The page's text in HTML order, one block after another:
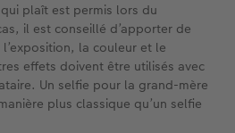
plaît est permis lors du
il est conseillé d’apporter de
la couleur et le
effets doivent être utilisés avec
Un selfie pour la grand-mère
plus classique qu’un selfie